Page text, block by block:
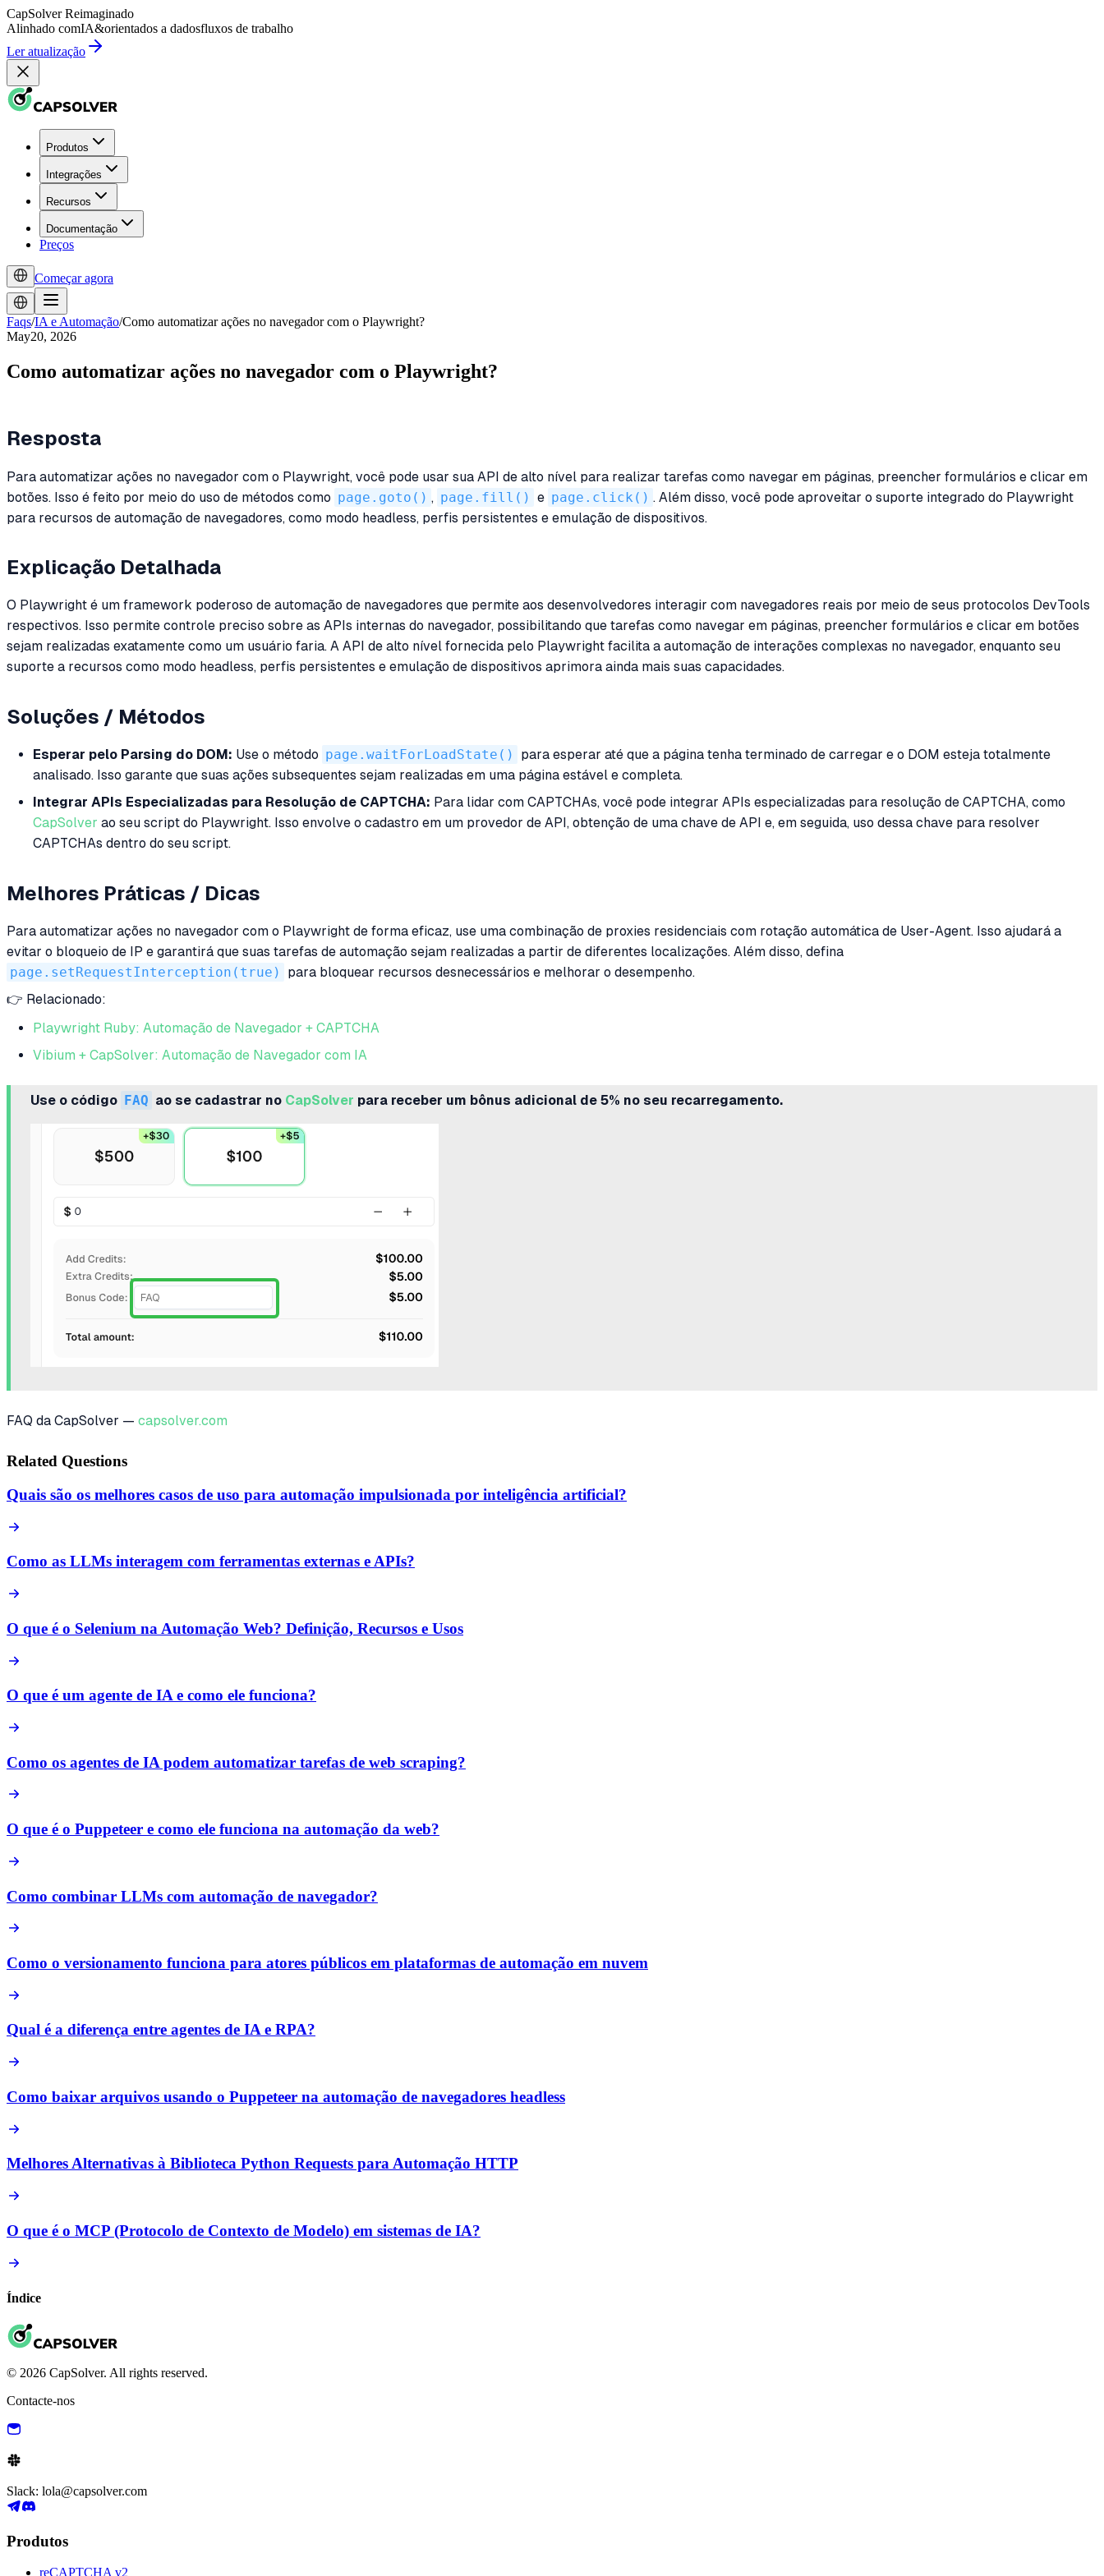
CapSolver Reimaginado
Alinhado comIA&orientados a dadosfluxos de trabalho
Ler atualização
Produtos
Integrações
Recursos
Documentação
Preços
Começar agora
Faqs/IA e Automação/Como automatizar ações no navegador com o Playwright?
May20, 2026
Como automatizar ações no navegador com o Playwright?
Resposta
Para automatizar ações no navegador com o Playwright, você pode usar sua API de alto nível para realizar tarefas como navegar em páginas, preencher formulários e clicar em
botões. Isso é feito por meio do uso de métodos como page.goto() , page.fill() e page.click() . Além disso, você pode aproveitar o suporte integrado do Playwright
para recursos de automação de navegadores, como modo headless, perfis persistentes e emulação de dispositivos.
Explicação Detalhada
O Playwright é um framework poderoso de automação de navegadores que permite aos desenvolvedores interagir com navegadores reais por meio de seus protocolos DevTools
respectivos. Isso permite controle preciso sobre as APIs internas do navegador, possibilitando que tarefas como navegar em páginas, preencher formulários e clicar em botões
sejam realizadas exatamente como um usuário faria. A API de alto nível fornecida pelo Playwright facilita a automação de interações complexas no navegador, enquanto seu
suporte a recursos como modo headless, perfis persistentes e emulação de dispositivos aprimora ainda mais suas capacidades.
Soluções / Métodos
Esperar pelo Parsing do DOM: Use o método page.waitForLoadState()
para esperar até que a página tenha terminado de carregar e o DOM esteja totalmente
analisado. Isso garante que suas ações subsequentes sejam realizadas em uma página estável e completa.
Integrar APIs Especializadas para Resolução de CAPTCHA: Para lidar com CAPTCHAs, você pode integrar APIs especializadas para resolução de CAPTCHA, como
CapSolver ao seu script do Playwright. Isso envolve o cadastro em um provedor de API, obtenção de uma chave de API e, em seguida, uso dessa chave para resolver
CAPTCHAs dentro do seu script.
Melhores Práticas / Dicas
Para automatizar ações no navegador com o Playwright de forma eficaz, use uma combinação de proxies residenciais com rotação automática de User-Agent. Isso ajudará a
evitar o bloqueio de IP e garantirá que suas tarefas de automação sejam realizadas a partir de diferentes localizações. Além disso, defina
page.setRequestInterception(true)
para bloquear recursos desnecessários e melhorar o desempenho.
👉 Relacionado:
Playwright Ruby: Automação de Navegador + CAPTCHA
Vibium + CapSolver: Automação de Navegador com IA
Use o código FAQ ao se cadastrar no CapSolver para receber um bônus adicional de 5% no seu recarregamento.
FAQ da CapSolver — capsolver.com
Related Questions
Quais são os melhores casos de uso para automação impulsionada por inteligência artificial?
Como as LLMs interagem com ferramentas externas e APIs?
O que é o Selenium na Automação Web? Definição, Recursos e Usos
O que é um agente de IA e como ele funciona?
Como os agentes de IA podem automatizar tarefas de web scraping?
O que é o Puppeteer e como ele funciona na automação da web?
Como combinar LLMs com automação de navegador?
Como o versionamento funciona para atores públicos em plataformas de automação em nuvem
Qual é a diferença entre agentes de IA e RPA?
Como baixar arquivos usando o Puppeteer na automação de navegadores headless
Melhores Alternativas à Biblioteca Python Requests para Automação HTTP
O que é o MCP (Protocolo de Contexto de Modelo) em sistemas de IA?
Índice
© 2026 CapSolver. All rights reserved.
Contacte-nos
Slack: lola@capsolver.com
Produtos
reCAPTCHA v2